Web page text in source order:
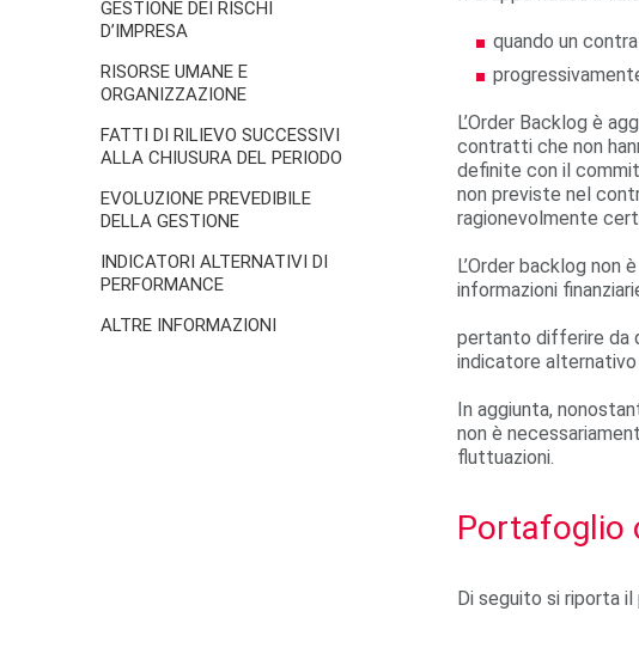
quando un
L’Order Backlog è
contratti che non
definite con il
non previste nel
ragionevolmente
L’Order backlog non
informazioni
pertanto differire da
indicatore alternativo
In aggiunta,
non è
fluttuazioni.
Portafoglio
Di seguito si riporta
GESTIONE DEI RISCHI
D’IMPRESA
RISORSE UMANE E
ORGANIZZAZIONE
FATTI DI RILIEVO SUCCESSIVI
ALLA CHIUSURA DEL PERIODO
EVOLUZIONE PREVEDIBILE
DELLA GESTIONE
INDICATORI ALTERNATIVI DI
PERFORMANCE
ALTRE INFORMAZIONI